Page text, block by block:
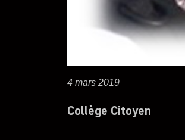
4 mars 2019
Collège Citoyen